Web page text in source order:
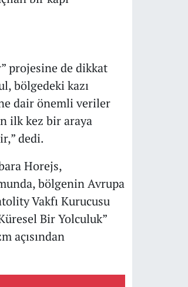
projesine de dikkat
bölgedeki kazı
dair önemli veriler
ilk kez bir araya
dedi.
Horejs,
bölgenin Avrupa
Vakfı Kurucusu
Bir Yolculuk”
açısından